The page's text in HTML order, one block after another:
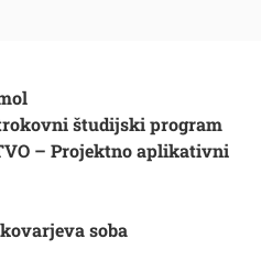
študijski program
– Projektno aplikativni
soba